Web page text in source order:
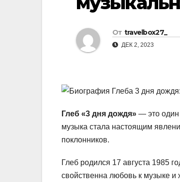
От travelbox27_
ДЕК 2, 2023
Глеб «3 дня дождя» — это один
музыка стала настоящим
поклонников.
Глеб родился 17 августа 1985
свойственна любовь к музыке